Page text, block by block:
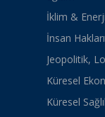
İklim & Enerji
İnsan
Jeopolitik,
Küresel
Küresel